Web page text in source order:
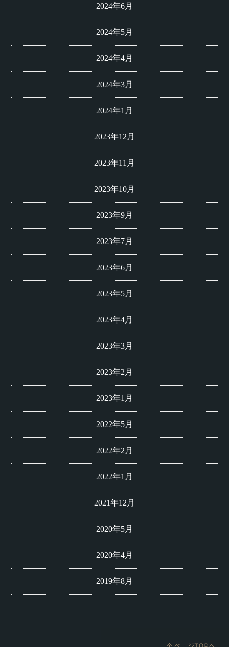
2024年6月
2024年5月
2024年4月
2024年3月
2024年1月
2023年12月
2023年11月
2023年10月
2023年9月
2023年7月
2023年6月
2023年5月
2023年4月
2023年3月
2023年2月
2023年1月
2022年5月
2022年2月
2022年1月
2021年12月
2020年5月
2020年4月
2019年8月